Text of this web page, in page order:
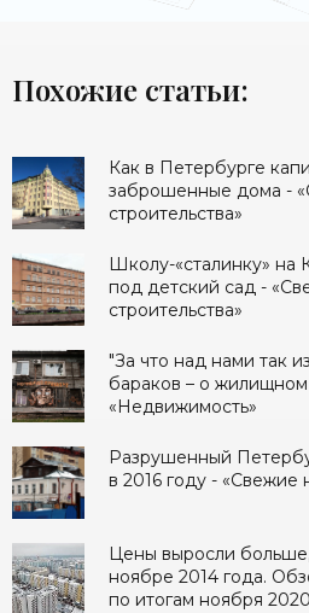
Похожие статьи:
Как в Петербурге
заброшенные дома -
строительства»
Школу-«сталинку» на
под детский сад -
строительства»
"За что над нами так
бараков – о
«Недвижимость»
Разрушенный
в 2016 году - «Свежие
Цены выросли
ноябре 2014 года.
по итогам ноября